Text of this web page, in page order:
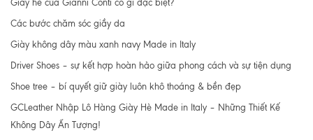
Giày hè của Gianni Conti có gì đặc biệt?
Các bước chăm sóc giầy da
Giày không dây màu xanh navy Made in Italy
Driver Shoes – sự kết hợp hoàn hảo giữa phong cách và sự tiện dụng
Shoe tree – bí quyết giữ giày luôn khô thoáng & bền đẹp
GCLeather Nhập Lô Hàng Giày Hè Made in Italy – Những Thiết Kế
Không Dây Ấn Tượng!